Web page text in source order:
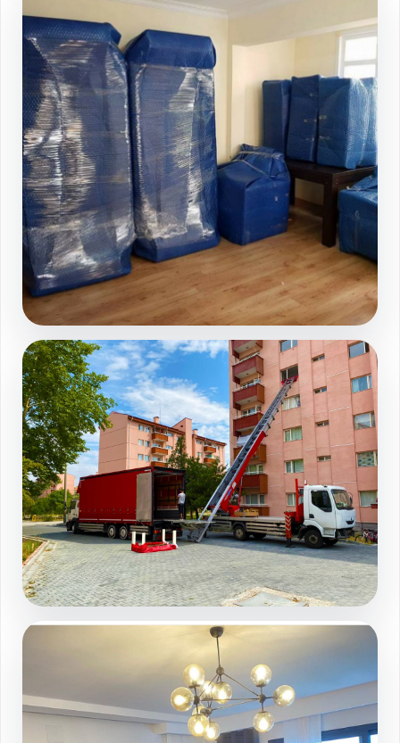
Galeri sayfasında devamını görüntüleyin
Sahinbey evden eve nakliyat paketleme
Galeri sayfasında devamını görüntüleyin
Site ici asansorlu operasyon
Galeri sayfasında devamını görüntüleyin